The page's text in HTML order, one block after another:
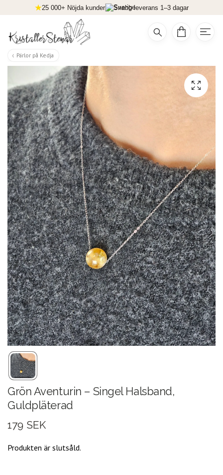
25 000+ Nöjda kunder Snabb leverans 1–3 dagar
Pärlor på Kedja
Grön Aventurin – Singel Halsband,
Guldpläterad
179 SEK
Produkten är slutsåld.